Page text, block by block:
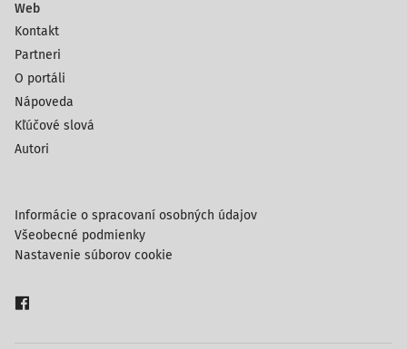
Web
Kontakt
Partneri
O portáli
Nápoveda
Kľúčové slová
Autori
Informácie o spracovaní osobných údajov
Všeobecné podmienky
Nastavenie súborov cookie